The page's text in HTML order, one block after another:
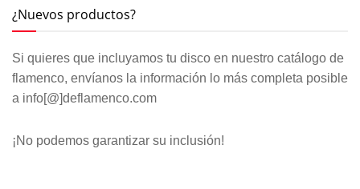
¿Nuevos productos?
Si quieres que incluyamos tu disco en nuestro catálogo de
flamenco, envíanos la información lo más completa posible
a info[@]deflamenco.com
¡No podemos garantizar su inclusión!